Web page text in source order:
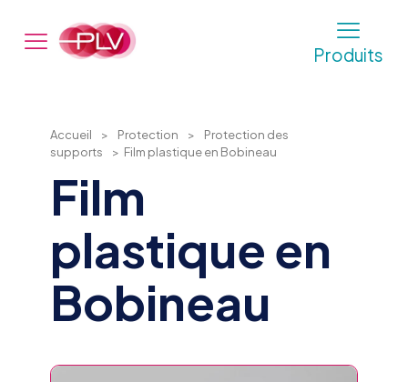
Produits
Accueil > Protection >
Protection des
supports
> Film plastique en Bobineau
Film
plastique en
Bobineau